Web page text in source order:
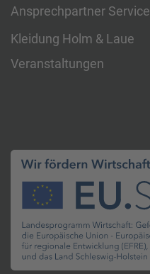
Ansprechpartner Service
Kleidung Holm & Laue
Veranstaltungen